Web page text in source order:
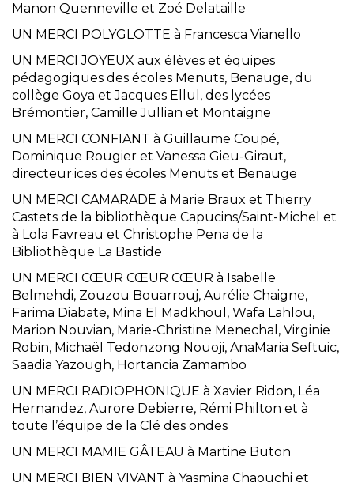
Manon Quenneville et Zoé Delataille
UN MERCI POLYGLOTTE à Francesca Vianello
UN MERCI JOYEUX aux élèves et équipes
pédagogiques des écoles Menuts, Benauge, du
collège Goya et Jacques Ellul, des lycées
Brémontier, Camille Jullian et Montaigne
UN MERCI CONFIANT à Guillaume Coupé,
Dominique Rougier et Vanessa Gieu-Giraut,
directeur·ices des écoles Menuts et Benauge
UN MERCI CAMARADE à Marie Braux et Thierry
Castets de la bibliothèque Capucins/Saint-Michel et
à Lola Favreau et Christophe Pena de la
Bibliothèque La Bastide
UN MERCI CŒUR CŒUR CŒUR à Isabelle
Belmehdi, Zouzou Bouarrouj, Aurélie Chaigne,
Farima Diabate, Mina El Madkhoul, Wafa Lahlou,
Marion Nouvian, Marie-Christine Menechal, Virginie
Robin, Michaël Tedonzong Nouoji, AnaMaria Seftuic,
Saadia Yazough, Hortancia Zamambo
UN MERCI RADIOPHONIQUE à Xavier Ridon, Léa
Hernandez, Aurore Debierre, Rémi Philton et à
toute l’équipe de la Clé des ondes
UN MERCI MAMIE GÂTEAU à Martine Buton
UN MERCI BIEN VIVANT à Yasmina Chaouchi et